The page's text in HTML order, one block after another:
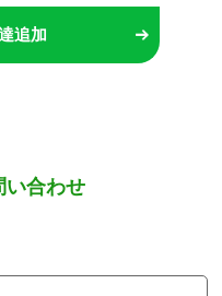
追加
い合わせ